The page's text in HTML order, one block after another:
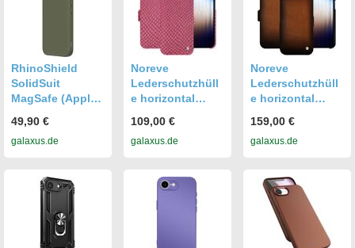
RhinoShield
SolidSuit
MagSafe (Apple
Smartphone
Hülle, Grün
49,90 €
galaxus.de
Noreve
Lederschutzhüll
e horizontal
16e),
Smartphone
109,00 €
galaxus.de
Noreve
Lederschutzhüll
e horizontal
16e),
Smartphone
159,00 €
galaxus.de